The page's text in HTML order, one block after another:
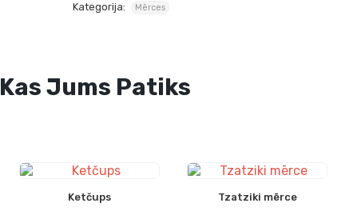
Kategorija: Mērces
Kas Jums Patiks
Ketčups Tzatziki mērce